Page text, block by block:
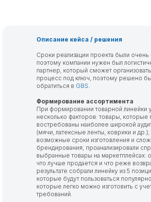
Описание кейса / решения
Сроки реализации проекта были
поэтому компании нужен был
партнер, который сможет
процесс под ключ, поэтому решено
обратиться в GBS.
Формирование ассортимента
При формировании товарной линейки
несколько факторов: товары, которые
востребованы наиболее широкой
(мячи, латексные ленты, коврики и др.);
возможные сроки изготовления и
брендирования; проанализировали
выбранные товары на маркетплейсах:
что лучше продается и что реже
результате собрали линейку из 5
которые будут пользоваться
которые легко можно изготовить с
требований.